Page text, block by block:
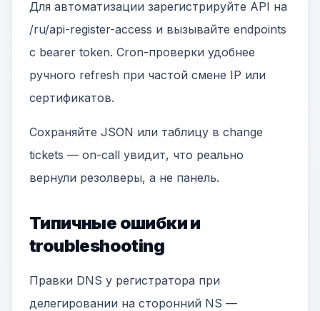
Для автоматизации зарегистрируйте API на
/ru/api-register-access и вызывайте endpoints
с bearer token. Cron-проверки удобнее
ручного refresh при частой смене IP или
сертификатов.
Сохраняйте JSON или таблицу в change
tickets — on-call увидит, что реально
вернули резолверы, а не панель.
Типичные ошибки и
troubleshooting
Правки DNS у регистратора при
делегировании на сторонний NS —